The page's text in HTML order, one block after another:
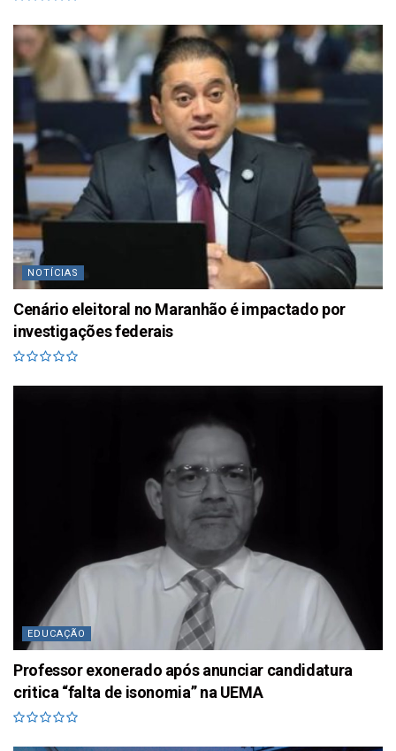
NOTÍCIAS
Cenário eleitoral no Maranhão é impactado por
investigações federais
EDUCAÇÃO
Professor exonerado após anunciar candidatura
critica “falta de isonomia” na UEMA